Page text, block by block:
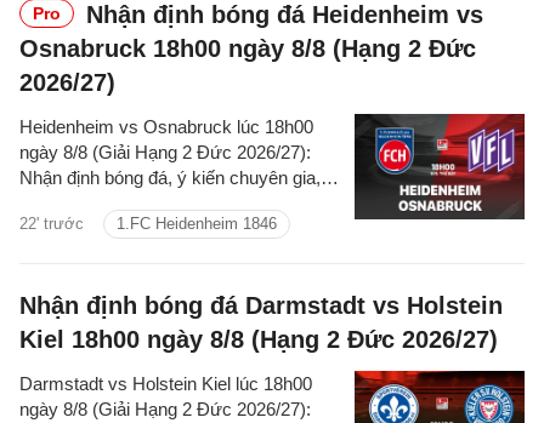
Pro
Nhận định bóng đá Heidenheim vs
Osnabruck 18h00 ngày 8/8 (Hạng 2 Đức
2026/27)
22' trước 1.FC Heidenheim 1846
Heidenheim vs Osnabruck lúc 18h00
ngày 8/8 (Giải Hạng 2 Đức 2026/27):
Nhận định bóng đá, ý kiến chuyên gia,
đấu chi tiết.
Nhận định bóng đá Darmstadt vs Holstein
Kiel 18h00 ngày 8/8 (Hạng 2 Đức 2026/27)
Darmstadt vs Holstein Kiel lúc 18h00
ngày 8/8 (Giải Hạng 2 Đức 2026/27):